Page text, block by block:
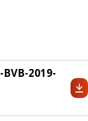
2019-